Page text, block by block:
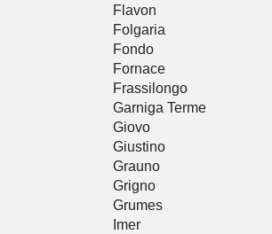
Flavon
Folgaria
Fondo
Fornace
Frassilongo
Garniga Terme
Giovo
Giustino
Grauno
Grigno
Grumes
Imer